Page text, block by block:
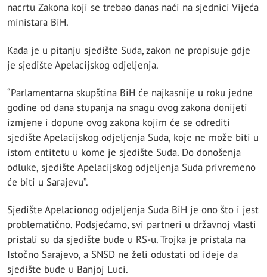
nacrtu Zakona koji se trebao danas naći na sjednici Vijeća
ministara BiH.
Kada je u pitanju sjedište Suda, zakon ne propisuje gdje
je sjedište Apelacijskog odjeljenja.
“Parlamentarna skupština BiH će najkasnije u roku jedne
godine od dana stupanja na snagu ovog zakona donijeti
izmjene i dopune ovog zakona kojim će se odrediti
sjedište Apelacijskog odjeljenja Suda, koje ne može biti u
istom entitetu u kome je sjedište Suda. Do donošenja
odluke, sjedište Apelacijskog odjeljenja Suda privremeno
će biti u Sarajevu”.
Sjedište Apelacionog odjeljenja Suda BiH je ono što i jest
problematično. Podsjećamo, svi partneri u državnoj vlasti
pristali su da sjedište bude u RS-u. Trojka je pristala na
Istočno Sarajevo, a SNSD ne želi odustati od ideje da
sjedište bude u Banjoj Luci.